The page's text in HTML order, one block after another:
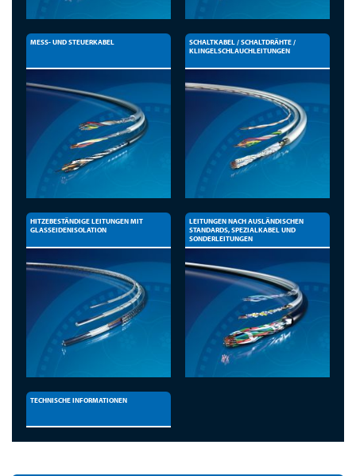
MESS- UND STEUERKABEL
SCHALTKABEL / SCHALTDRÄHTE /
KLINGELSCHLAUCHLEITUNGEN
HITZEBESTÄNDIGE LEITUNGEN MIT
GLASSEIDENISOLATION
LEITUNGEN NACH AUSLÄNDISCHEN
STANDARDS, SPEZIALKABEL UND
SONDERLEITUNGEN
TECHNISCHE INFORMATIONEN